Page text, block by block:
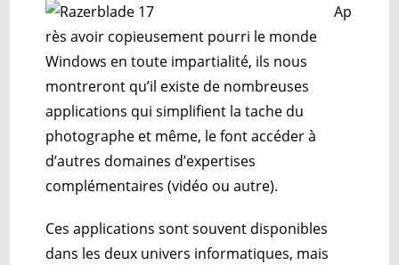
Ap
rès avoir copieusement pourri le monde
Windows en toute impartialité, ils nous
montreront qu’il existe de nombreuses
applications qui simplifient la tache du
photographe et même, le font accéder à
d’autres domaines d’expertises
complémentaires (vidéo ou autre).
Ces applications sont souvent disponibles
dans les deux univers informatiques, mais